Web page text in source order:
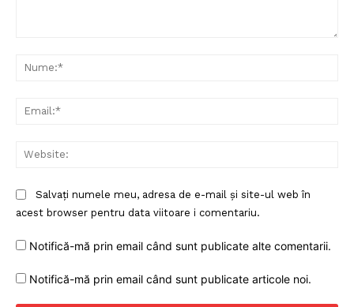
Salvați numele meu, adresa de e-mail și site-ul web în
acest browser pentru data viitoare i comentariu.
Notifică-mă prin email când sunt publicate alte comentarii.
Notifică-mă prin email când sunt publicate articole noi.